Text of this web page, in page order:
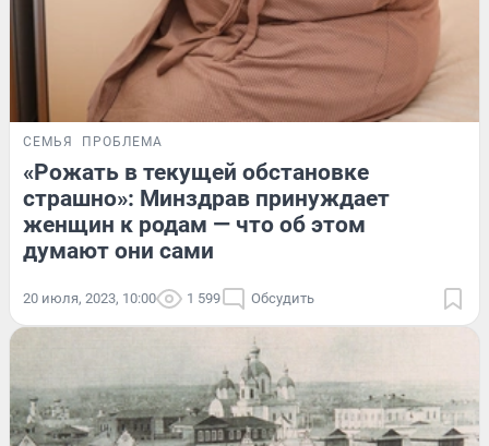
СЕМЬЯ ПРОБЛЕМА
«Рожать в текущей обстановке
страшно»: Минздрав принуждает
женщин к родам — что об этом
думают они сами
20 июля, 2023, 10:00 1 599 Обсудить